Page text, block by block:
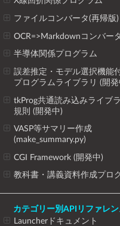
ファイルコンバータ(再帰版)
OCR=>Markdownコンバー
半導体関係プログラム
誤差推定・モデル選択機能
プログラムライブラリ (開発
tkProg共通読み込みライブ
規則 (開発中)
VASP等サマリー作成
(make_summary.py)
CGI Framework (開発中)
教科書・講義資料作成プロ
カテゴリー別APIリファレン
Launcherドキュメント